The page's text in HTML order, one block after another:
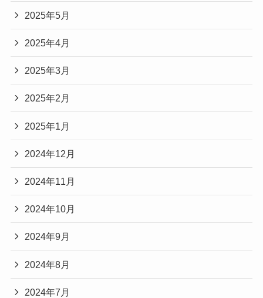
2025年5月
2025年4月
2025年3月
2025年2月
2025年1月
2024年12月
2024年11月
2024年10月
2024年9月
2024年8月
2024年7月